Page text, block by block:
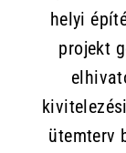
helyi
projekt
ütemterv